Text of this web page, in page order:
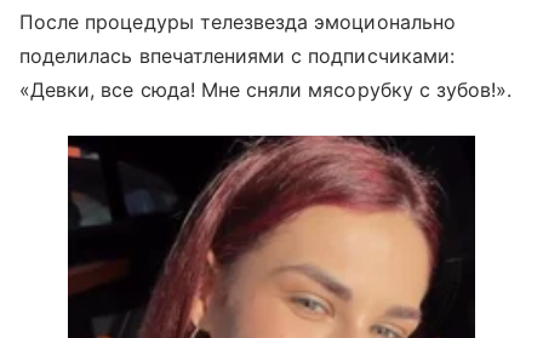
После процедуры телезвезда эмоционально
поделилась впечатлениями с подписчиками:
«Девки, все сюда! Мне сняли мясорубку с зубов!».